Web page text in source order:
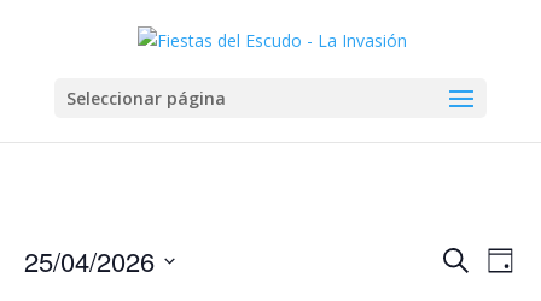
Seleccionar página
Buscar
de
Día
25/04/2026